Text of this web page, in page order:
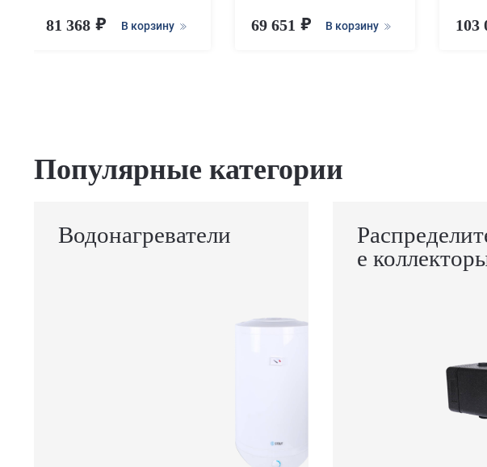
81 368 В корзину 69 651 В корзину 103
Популярные категории
Водонагреватели
е